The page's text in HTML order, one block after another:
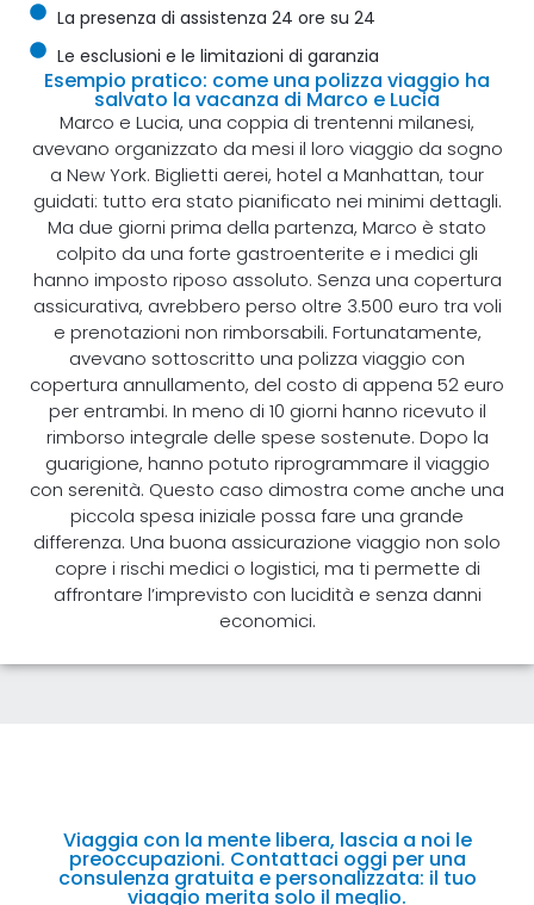
La presenza di assistenza 24 ore su 24
Le esclusioni e le limitazioni di garanzia
Esempio pratico: come una polizza viaggio ha
salvato la vacanza di Marco e Lucia
Marco e Lucia, una coppia di trentenni milanesi,
avevano organizzato da mesi il loro viaggio da sogno
a New York. Biglietti aerei, hotel a Manhattan, tour
guidati: tutto era stato pianificato nei minimi dettagli.
Ma due giorni prima della partenza, Marco è stato
colpito da una forte gastroenterite e i medici gli
hanno imposto riposo assoluto. Senza una copertura
assicurativa, avrebbero perso oltre 3.500 euro tra voli
e prenotazioni non rimborsabili. Fortunatamente,
avevano sottoscritto una polizza viaggio con
copertura annullamento, del costo di appena 52 euro
per entrambi. In meno di 10 giorni hanno ricevuto il
rimborso integrale delle spese sostenute. Dopo la
guarigione, hanno potuto riprogrammare il viaggio
con serenità. Questo caso dimostra come anche una
piccola spesa iniziale possa fare una grande
differenza. Una buona assicurazione viaggio non solo
copre i rischi medici o logistici, ma ti permette di
affrontare l’imprevisto con lucidità e senza danni
economici.
Viaggia con la mente libera, lascia a noi le
preoccupazioni. Contattaci oggi per una
consulenza gratuita e personalizzata: il tuo
viaggio merita solo il meglio.